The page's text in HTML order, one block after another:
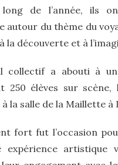
de l’année, ils
autour du thème du
la découverte et à
collectif a abouti à
250 élèves sur scène,
la salle de la Maillette à
fort fut l’occasion
expérience artistique